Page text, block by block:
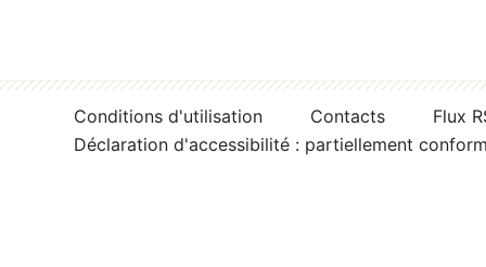
Conditions d'utilisation Contacts
Flux
Déclaration d'accessibilité : partiellement